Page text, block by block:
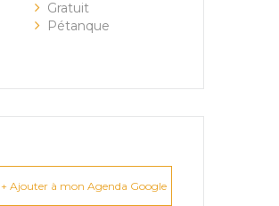
Gratuit
Pétanque
+ Ajouter à mon Agenda Google